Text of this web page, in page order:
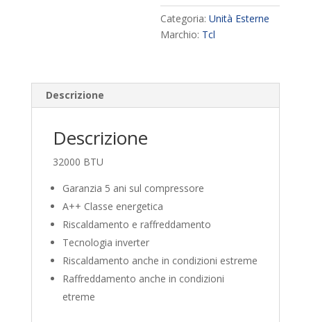
Categoria:Unità Esterne
Marchio: Tcl
Descrizione
Descrizione
32000 BTU
Garanzia 5 ani sul compressore
A++ Classe energetica
Riscaldamento e raffreddamento
Tecnologia inverter
Riscaldamento anche in condizioni estreme
Raffreddamento anche in condizioni
etreme